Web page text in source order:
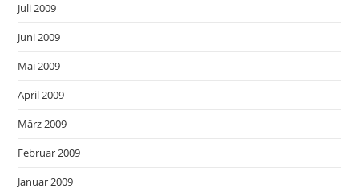
Juli 2009
Juni 2009
Mai 2009
April 2009
März 2009
Februar 2009
Januar 2009